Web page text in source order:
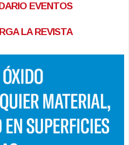
EVENTOS
LA REVISTA